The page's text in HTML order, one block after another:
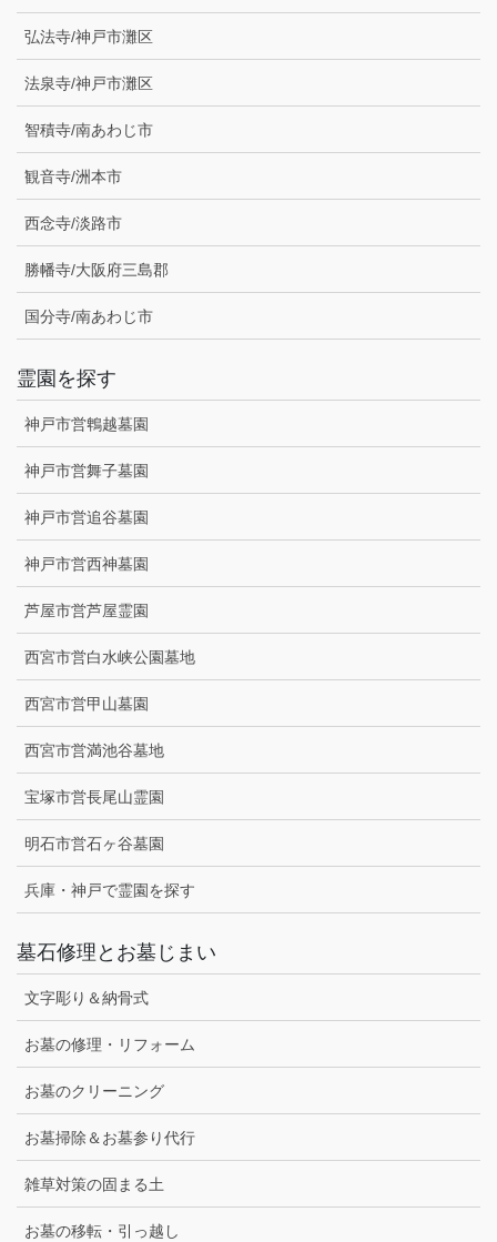
弘法寺/神戸市灘区
法泉寺/神戸市灘区
智積寺/南あわじ市
観音寺/洲本市
西念寺/淡路市
勝幡寺/大阪府三島郡
国分寺/南あわじ市
霊園を探す
神戸市営鵯越墓園
神戸市営舞子墓園
神戸市営追谷墓園
神戸市営西神墓園
芦屋市営芦屋霊園
西宮市営白水峡公園墓地
西宮市営甲山墓園
西宮市営満池谷墓地
宝塚市営長尾山霊園
明石市営石ヶ谷墓園
兵庫・神戸で霊園を探す
墓石修理とお墓じまい
文字彫り＆納骨式
お墓の修理・リフォーム
お墓のクリーニング
お墓掃除＆お墓参り代行
雑草対策の固まる土
お墓の移転・引っ越し